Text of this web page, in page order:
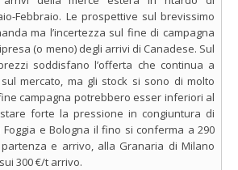
Febbraio. Le prospettive sul brevissimo
ma l’incertezza sul fine di campagna
(o meno) degli arrivi di Canadese. Sul
soddisfano l’offerta che continua a
mercato, ma gli stock si sono di molto
campagna potrebbero esser inferiori al
forte la pressione in congiuntura di
Foggia e Bologna il fino si conferma a 290
e arrivo, alla Granaria di Milano
300 €/t arrivo.